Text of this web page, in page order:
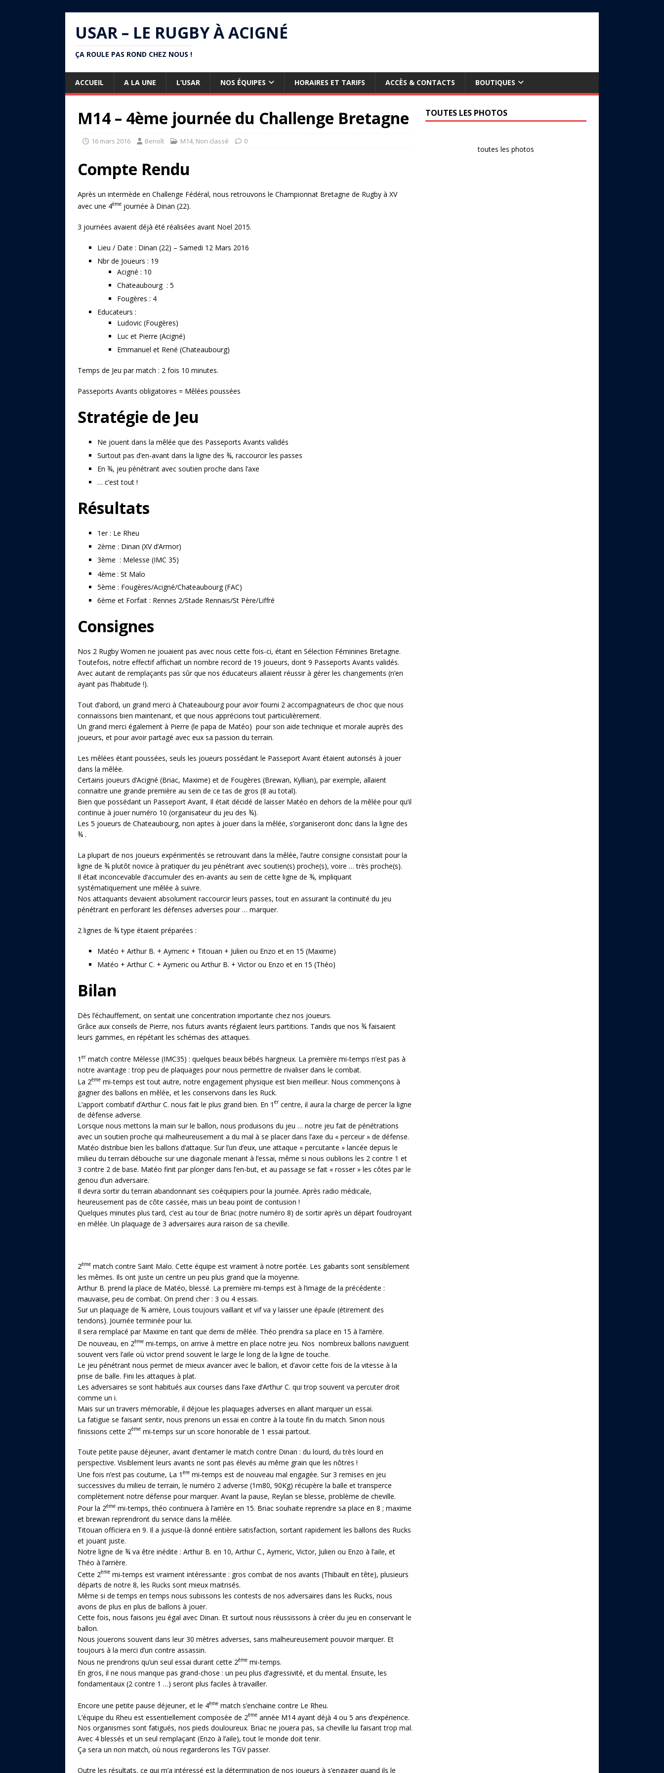
USAR – LE RUGBY À ACIGNÉ
ÇA ROULE PAS ROND CHEZ NOUS !
ACCUEIL A LA UNE L’USAR NOS ÉQUIPES HORAIRES ET TARIFS ACCÈS & CONTACTS BOUTIQUES
M14 – 4ème journée du Challenge Bretagne
16 mars 2016 Benoît M14, Non classé 0
Compte Rendu
Après un intermède en Challenge Fédéral, nous retrouvons le Championnat Bretagne de Rugby à XV
avec une 4ème journée à Dinan (22).
3 journées avaient déjà été réalisées avant Noel 2015.
Lieu / Date : Dinan (22) – Samedi 12 Mars 2016
Nbr de Joueurs : 19
Acigné : 10
Chateaubourg : 5
Fougères : 4
Educateurs :
Ludovic (Fougères)
Luc et Pierre (Acigné)
Emmanuel et René (Chateaubourg)
Temps de Jeu par match : 2 fois 10 minutes.
Passeports Avants obligatoires = Mêlées poussées
Stratégie de Jeu
Ne jouent dans la mêlée que des Passeports Avants validés
Surtout pas d’en-avant dans la ligne des ¾, raccourcir les passes
En ¾, jeu pénétrant avec soutien proche dans l’axe
… c’est tout !
Résultats
1er : Le Rheu
2ème : Dinan (XV d’Armor)
3ème : Melesse (IMC 35)
4ème : St Malo
5ème : Fougères/Acigné/Chateaubourg (FAC)
6ème et Forfait : Rennes 2/Stade Rennais/St Père/Liffré
Consignes
Nos 2 Rugby Women ne jouaient pas avec nous cette fois-ci, étant en Sélection Féminines Bretagne.
Toutefois, notre effectif affichait un nombre record de 19 joueurs, dont 9 Passeports Avants validés.
Avec autant de remplaçants pas sûr que nos éducateurs allaient réussir à gérer les changements (n’en
ayant pas l’habitude !).
Tout d’abord, un grand merci à Chateaubourg pour avoir fourni 2 accompagnateurs de choc que nous
connaissons bien maintenant, et que nous apprécions tout particulièrement.
Un grand merci également à Pierre (le papa de Matéo) pour son aide technique et morale auprès des
joueurs, et pour avoir partagé avec eux sa passion du terrain.
Les mêlées étant poussées, seuls les joueurs possédant le Passeport Avant étaient autorisés à jouer
dans la mêlée.
Certains joueurs d’Acigné (Briac, Maxime) et de Fougères (Brewan, Kyllian), par exemple, allaient
connaitre une grande première au sein de ce tas de gros (8 au total).
Bien que possédant un Passeport Avant, Il était décidé de laisser Matéo en dehors de la mêlée pour qu’il
continue à jouer numéro 10 (organisateur du jeu des ¾).
Les 5 joueurs de Chateaubourg, non aptes à jouer dans la mêlée, s’organiseront donc dans la ligne des
¾ .
La plupart de nos joueurs expérimentés se retrouvant dans la mêlée, l’autre consigne consistait pour la
ligne de ¾ plutôt novice à pratiquer du jeu pénétrant avec soutien(s) proche(s), voire … très proche(s).
Il était inconcevable d’accumuler des en-avants au sein de cette ligne de ¾, impliquant
systématiquement une mêlée à suivre.
Nos attaquants devaient absolument raccourcir leurs passes, tout en assurant la continuité du jeu
pénétrant en perforant les défenses adverses pour … marquer.
2 lignes de ¾ type étaient préparées :
Matéo + Arthur B. + Aymeric + Titouan + Julien ou Enzo et en 15 (Maxime)
Matéo + Arthur C. + Aymeric ou Arthur B. + Victor ou Enzo et en 15 (Théo)
Bilan
Dès l’échauffement, on sentait une concentration importante chez nos joueurs.
Grâce aux conseils de Pierre, nos futurs avants réglaient leurs partitions. Tandis que nos ¾ faisaient
leurs gammes, en répétant les schémas des attaques.
1 ermatch contre Mélesse (IMC35) : quelques beaux bébés hargneux. La première mi-temps n’est pas à
notre avantage : trop peu de plaquages pour nous permettre de rivaliser dans le combat.
La 2ème mi-temps est tout autre, notre engagement physique est bien meilleur. Nous commençons à
gagner des ballons en mêlée, et les conservons dans les Ruck.
L’apport combatif d’Arthur C. nous fait le plus grand bien. En 1 ercentre, il aura la charge de percer la ligne
de défense adverse.
Lorsque nous mettons la main sur le ballon, nous produisons du jeu … notre jeu fait de pénétrations
avec un soutien proche qui malheureusement a du mal à se placer dans l’axe du « perceur » de défense.
Matéo distribue bien les ballons d’attaque. Sur l’un d’eux, une attaque « percutante » lancée depuis le
milieu du terrain débouche sur une diagonale menant à l’essai, même si nous oublions les 2 contre 1 et
3 contre 2 de base. Matéo finit par plonger dans l’en-but, et au passage se fait « rosser » les côtes par le
genou d’un adversaire.
Il devra sortir du terrain abandonnant ses coéquipiers pour la journée. Après radio médicale,
heureusement pas de côte cassée, mais un beau point de contusion !
Quelques minutes plus tard, c’est au tour de Briac (notre numéro 8) de sortir après un départ foudroyant
en mêlée. Un plaquage de 3 adversaires aura raison de sa cheville.
2ème match contre Saint Malo. Cette équipe est vraiment à notre portée. Les gabarits sont sensiblement
les mêmes. Ils ont juste un centre un peu plus grand que la moyenne.
Arthur B. prend la place de Matéo, blessé. La première mi-temps est à l’image de la précédente :
mauvaise, peu de combat. On prend cher : 3 ou 4 essais.
Sur un plaquage de ¾ arrière, Louis toujours vaillant et vif va y laisser une épaule (étirement des
tendons). Journée terminée pour lui.
Il sera remplacé par Maxime en tant que demi de mêlée. Théo prendra sa place en 15 à l’arrière.
De nouveau, en 2ème mi-temps, on arrive à mettre en place notre jeu. Nos nombreux ballons naviguent
souvent vers l’aile où victor prend souvent le large le long de la ligne de touche.
Le jeu pénétrant nous permet de mieux avancer avec le ballon, et d’avoir cette fois de la vitesse à la
prise de balle. Fini les attaques à plat.
Les adversaires se sont habitués aux courses dans l’axe d’Arthur C. qui trop souvent va percuter droit
comme un i.
Mais sur un travers mémorable, il déjoue les plaquages adverses en allant marquer un essai.
La fatigue se faisant sentir, nous prenons un essai en contre à la toute fin du match. Sinon nous
finissions cette 2ème mi-temps sur un score honorable de 1 essai partout.
Toute petite pause déjeuner, avant d’entamer le match contre Dinan : du lourd, du très lourd en
perspective. Visiblement leurs avants ne sont pas élevés au même grain que les nôtres !
Une fois n’est pas coutume, La 1 ère mi-temps est de nouveau mal engagée. Sur 3 remises en jeu
successives du milieu de terrain, le numéro 2 adverse (1m80, 90Kg) récupère la balle et transperce
complètement notre défense pour marquer. Avant la pause, Reylan se blesse, problème de cheville.
Pour la 2ème mi-temps, théo continuera à l’arrière en 15. Briac souhaite reprendre sa place en 8 ; maxime
et brewan reprendront du service dans la mêlée.
Titouan officiera en 9. Il a jusque-là donné entière satisfaction, sortant rapidement les ballons des Rucks
et jouant juste.
Notre ligne de ¾ va être inédite : Arthur B. en 10, Arthur C., Aymeric, Victor, Julien ou Enzo à l’aile, et
Théo à l’arrière.
Cette 2ème mi-temps est vraiment intéressante : gros combat de nos avants (Thibault en tête), plusieurs
départs de notre 8, les Rucks sont mieux maitrisés.
Même si de temps en temps nous subissons les contests de nos adversaires dans les Rucks, nous
avons de plus en plus de ballons à jouer.
Cette fois, nous faisons jeu égal avec Dinan. Et surtout nous réussissons à créer du jeu en conservant le
ballon.
Nous jouerons souvent dans leur 30 mètres adverses, sans malheureusement pouvoir marquer. Et
toujours à la merci d’un contre assassin.
Nous ne prendrons qu’un seul essai durant cette 2ème mi-temps.
En gros, il ne nous manque pas grand-chose : un peu plus d’agressivité, et du mental. Ensuite, les
fondamentaux (2 contre 1 …) seront plus faciles à travailler.
Encore une petite pause déjeuner, et le 4ème match s’enchaine contre Le Rheu.
L’équipe du Rheu est essentiellement composée de 2ème année M14 ayant déjà 4 ou 5 ans d’expérience.
Nos organismes sont fatigués, nos pieds douloureux. Briac ne jouera pas, sa cheville lui faisant trop mal.
Avec 4 blessés et un seul remplaçant (Enzo à l’aile), tout le monde doit tenir.
Ça sera un non match, où nous regarderons les TGV passer.
Outre les résultats, ce qui m’a intéressé est la détermination de nos joueurs à s’engager quand ils le
TOUTES LES PHOTOS
toutes les photos